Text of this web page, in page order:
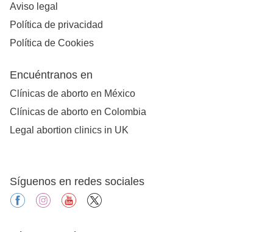
Aviso legal
Política de privacidad
Política de Cookies
Encuéntranos en
Clínicas de aborto en México
Clínicas de aborto en Colombia
Legal abortion clinics in UK
Síguenos en redes sociales
facebookinstagramyoutube